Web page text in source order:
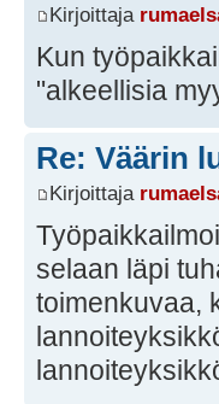
Kirjoittaja
Kun
"alkeellisia
Re: Väärin
Kirjoittaja
selaan läpi
toimenkuvaa,